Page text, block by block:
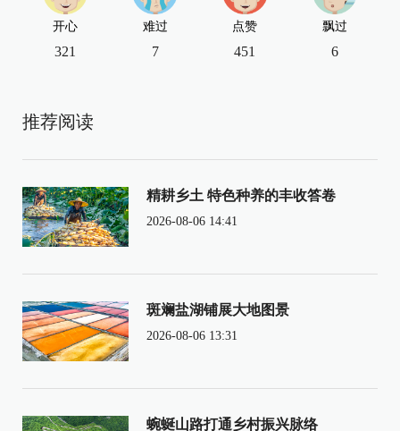
开心
321
难过
7
点赞
451
飘过
6
推荐阅读
精耕乡土 特色种养的丰收答卷
2026-08-06 14:41
斑斓盐湖铺展大地图景
2026-08-06 13:31
蜿蜒山路打通乡村振兴脉络